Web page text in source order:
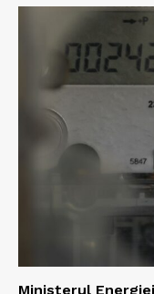
Ministerul